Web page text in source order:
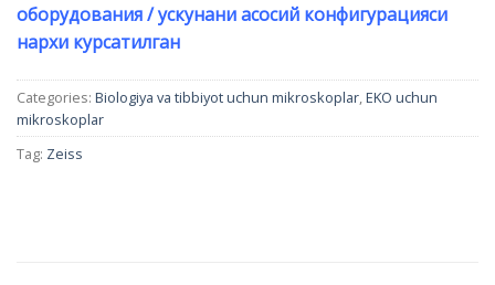
оборудования / ускунани асосий конфигурацияси
нархи курсатилган
Categories: Biologiya va tibbiyot uchun mikroskoplar,EKO uchun
mikroskoplar
Tag: Zeiss